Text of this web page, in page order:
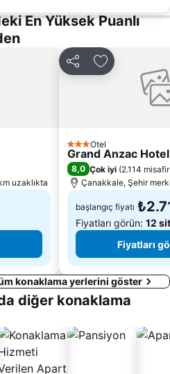
En Yüksek Puanlı
uzaklıkta
Paylaş Favorilerime
3 Yıldız
Otel
Grand Anzac Hotel
8,0 Çok iyi (2.114
Çanakkale, Şehir
başlangıç fiyatı
Fiyatları görün: 12
Fiyatları
konaklama yerlerini göster
diğer konaklama